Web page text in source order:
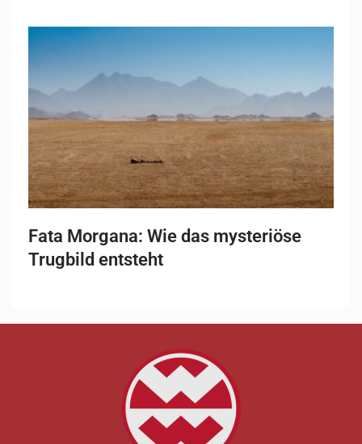
Fata Morgana: Wie das mysteriöse
Trugbild entsteht